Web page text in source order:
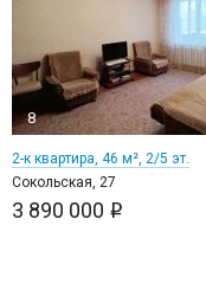
8
2-к квартира, 46 м², 2/5 эт.
Сокольская, 27
3 890 000 i